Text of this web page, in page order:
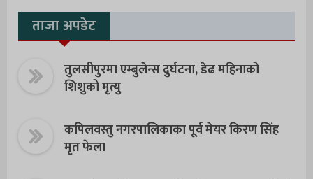
ताजा अपडेट
तुलसीपुरमा एम्बुलेन्स दुर्घटना, डेढ महिनाको
शिशुको मृत्यु
कपिलवस्तु नगरपालिकाका पूर्व मेयर किरण सिंह
मृत फेला